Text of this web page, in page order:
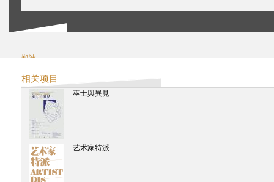
郑波
鄭慧華
张经纬
卓嘉健
周秦
张汝伦
鍾適芳
朱生坚
赵汀阳
周耀辉
章益
相关项目
巫士與異見
艺术家特派